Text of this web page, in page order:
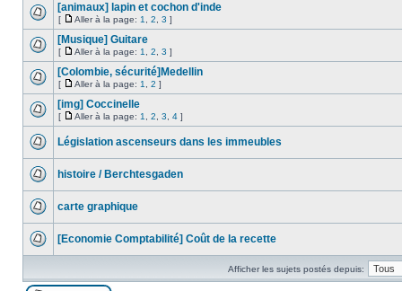
[animaux] lapin et cochon d'inde
[ Aller à la page: 1 2 3 ]
[Musique] Guitare
[ Aller à la page: 1 2 3 ]
[Colombie, sécurité]Medellin
[ Aller à la page: 1 2 ]
[img] Coccinelle
[ Aller à la page: 1 2 3 4 ]
Législation ascenseurs dans les immeubles
histoire / Berchtesgaden
carte graphique
[Economie Comptabilité] Coût de la recette
Afficher les sujets postés depuis: